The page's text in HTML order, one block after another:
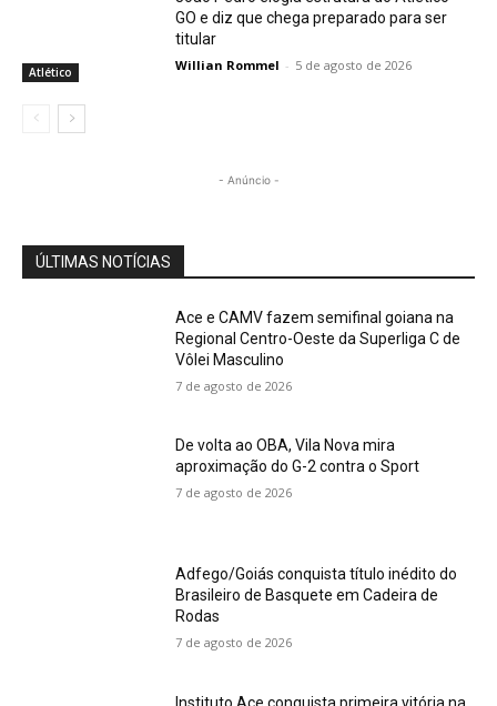
Atlético
GO e diz que chega preparado para ser
titular
Willian Rommel - 5 de agosto de 2026
- Anúncio -
ÚLTIMAS NOTÍCIAS
Ace e CAMV fazem semifinal goiana na
Regional Centro-Oeste da Superliga C de
Vôlei Masculino
7 de agosto de 2026
De volta ao OBA, Vila Nova mira
aproximação do G-2 contra o Sport
7 de agosto de 2026
Adfego/Goiás conquista título inédito do
Brasileiro de Basquete em Cadeira de
Rodas
7 de agosto de 2026